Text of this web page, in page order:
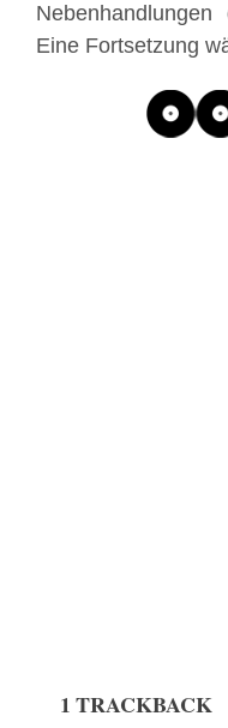
Eine Fortsetzung
1 TRACKBACK